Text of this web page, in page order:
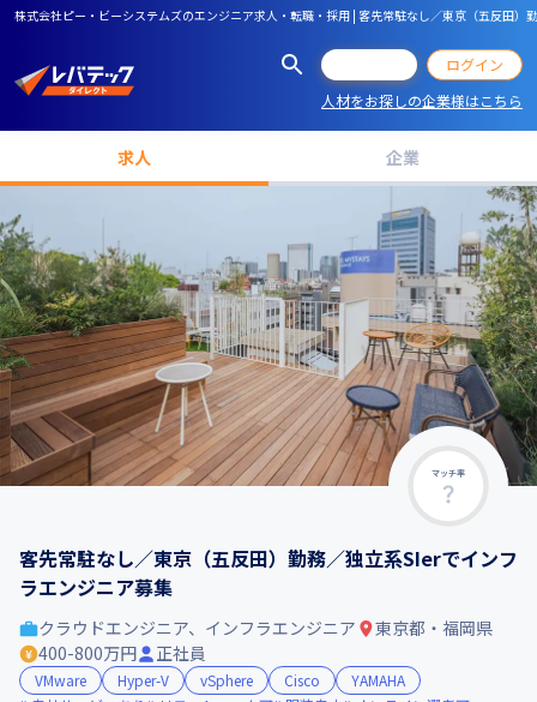
株式会社ピー・ビーシステムズのエンジニア求人・転職・採用 | 客先常駐なし／東京（五反田）
ログイン
人材をお探しの企業様はこちら
求人 企業
マッチ率
客先常駐なし／東京（五反田）勤務／独立系SIerでインフ
ラエンジニア募集
クラウドエンジニア、インフラエンジニア
東京都・福岡県
400-800万円
正社員
VMware Hyper-V vSphere Cisco
YAMAHA